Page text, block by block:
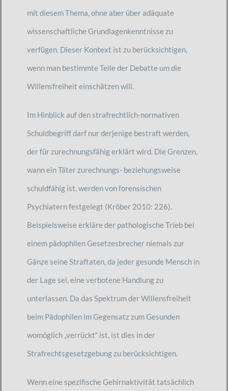
mit diesem Thema, ohne aber über adäquate
wissenschaftliche Grundlagenkenntnisse zu
verfügen. Dieser Kontext ist zu berücksichtigen,
wenn man bestimmte Teile der Debatte um die
Willensfreiheit einschätzen will.
Im Hinblick auf den strafrechtlich-normativen
Schuldbegriff darf nur derjenige bestraft werden,
der für zurechnungsfähig erklärt wird. Die Grenzen,
wann ein Täter zurechnungs- beziehungsweise
schuldfähig ist, werden von forensischen
Psychiatern festgelegt (Kröber 2010: 226).
Beispielsweise erkläre der pathologische Trieb bei
einem pädophilen Gesetzesbrecher niemals zur
Gänze seine Straftaten, da jeder gesunde Mensch in
der Lage sei, eine verbotene Handlung zu
unterlassen. Da das Spektrum der Willensfreiheit
beim Pädophilen im Gegensatz zum Gesunden
womöglich „verrückt“ ist, ist dies in der
Strafrechtsgesetzgebung zu berücksichtigen.
Wenn eine spezifische Gehirnaktivität tatsächlich